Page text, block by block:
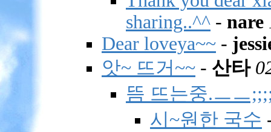
sharing..^^ - nare
Dear loveya~~ -
앗~ 뜨거~~ - 산타
뜸 뜨는중.ㅡㅡ
시~원한 국수